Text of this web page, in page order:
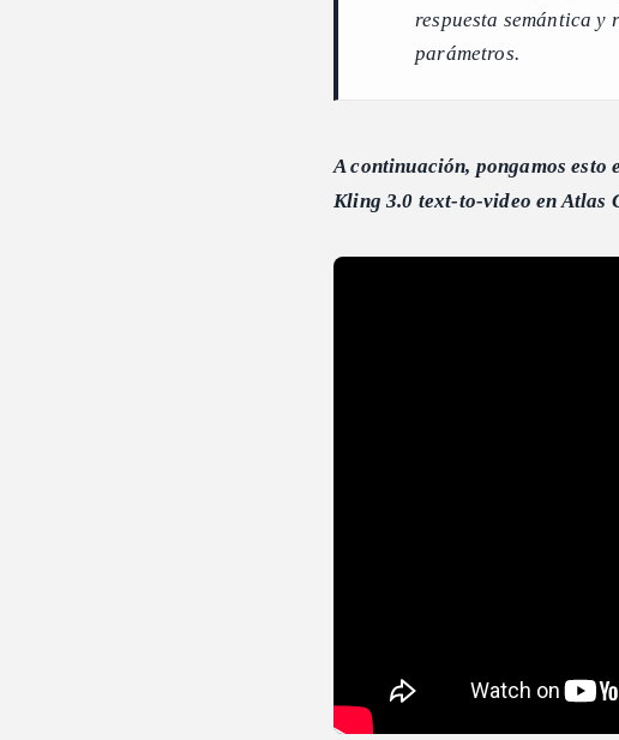
respuesta semántica
parámetros.
A continuación, pongamos
Kling 3.0 text-to-video en Atlas